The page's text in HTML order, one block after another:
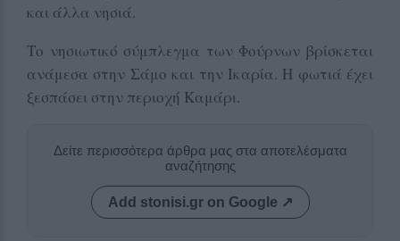
και άλλα νησιά.
Το νησιωτικό σύμπλεγμα των Φούρνων βρίσκεται
ανάμεσα στην Σάμο και την Ικαρία. Η φωτιά έχει
ξεσπάσει στην περιοχή Καμάρι.
Δείτε περισσότερα άρθρα μας στα αποτελέσματα
αναζήτησης
Add stonisi.gr on Google ↗